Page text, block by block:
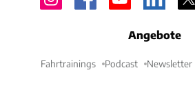
Angebote
Fahrtrainings Podcast Newsletter